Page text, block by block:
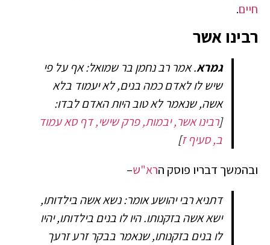
חיים.
רבינו אשר
גמרא. אמר רב נחמן בר שמואל: אף על פי
שיש לו לאדם כמה בנים, לא יעמוד בלא
אשה, שנאמר לא טוב היות האדם לבדו:
[רבינו אשר, יבמות, פרק שישי, דף סא עמוד
ב, סעיף ז]
ובהמשך דבריו פוסק הרא"ש–
דתניא רבי יהושע אומר: נשא אשה בילדותו,
ישא אשה בזקנותו. היו לו בנים בילדותו, יהיו
לו בנים בזקנותו, שנאמר בבקר זרע זרעך